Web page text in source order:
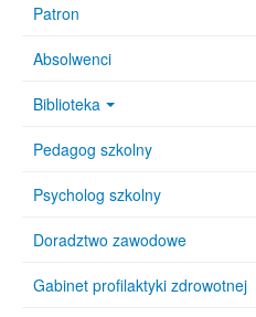
Patron
Absolwenci
Biblioteka
Pedagog szkolny
Psycholog szkolny
Doradztwo zawodowe
Gabinet profilaktyki zdrowotnej